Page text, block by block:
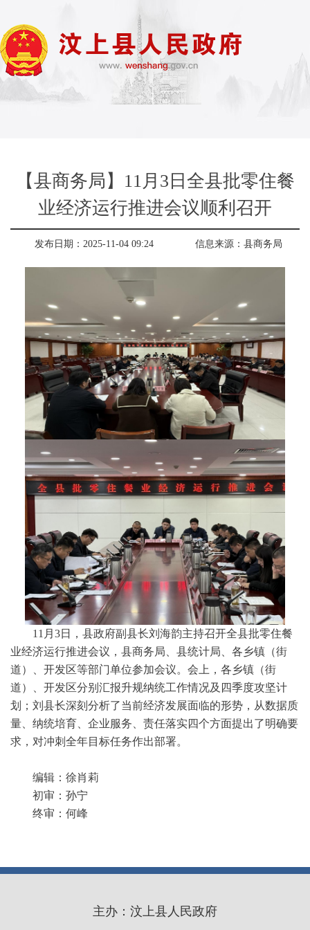
【县商务局】11月3日全县批零住餐
业经济运行推进会议顺利召开
发布日期：2025-11-04 09:24 信息来源： 县商务局
11月3日，县政府副县长刘海韵主持召开全县批零住餐
业经济运行推进会议，县商务局、县统计局、各乡镇（街
道）、开发区等部门单位参加会议。会上，各乡镇（街
道）、开发区分别汇报升规纳统工作情况及四季度攻坚计
划；刘县长深刻分析了当前经济发展面临的形势，从数据质
量、纳统培育、企业服务、责任落实四个方面提出了明确要
求，对冲刺全年目标任务作出部署。
编辑：徐肖莉
初审：孙宁
终审：何峰
主办：汶上县人民政府